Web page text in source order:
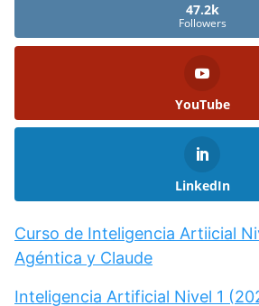
47.2k
Followers
YouTube
LinkedIn
Curso de Inteligencia Artiicial
Agéntica y Claude
Inteligencia Artificial Nivel 1